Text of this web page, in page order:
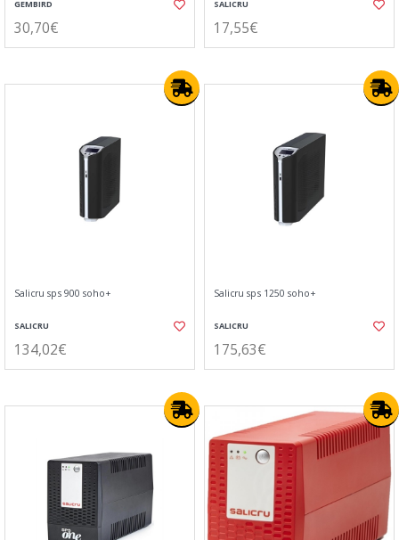
GEMBIRD
30,70€
SALICRU
17,55€
Salicru sps 900 soho+
SALICRU
134,02€
Salicru sps 1250 soho+
SALICRU
175,63€